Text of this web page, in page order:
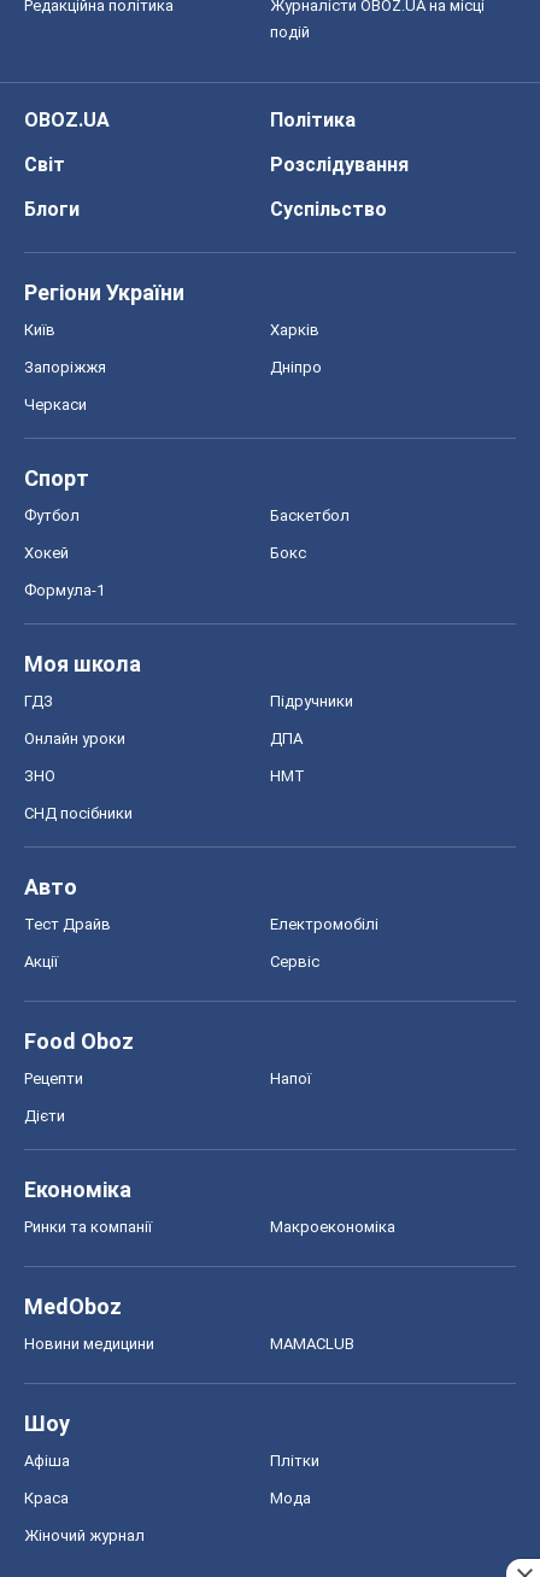
Редакційна політика
Журналісти OBOZ.UA на місці
подій
OBOZ.UA
Політика
Світ
Розслідування
Блоги
Суспільство
Регіони України
Київ Харків
Запоріжжя Дніпро
Черкаси
Спорт
Футбол Баскетбол
Хокей Бокс
Формула-1
Моя школа
ГДЗ Підручники
Онлайн уроки ДПА
ЗНО НМТ
СНД посібники
Авто
Тест Драйв Електромобілі
Акції Сервіс
Food Oboz
Рецепти Напої
Дієти
Економіка
Ринки та компанії Макроекономіка
MedOboz
Новини медицини MAMACLUB
Шоу
Афіша Плітки
Краса Мода
Жіночий журнал